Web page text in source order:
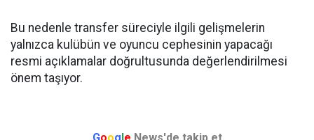
Bu nedenle transfer süreciyle ilgili gelişmelerin
yalnızca kulübün ve oyuncu cephesinin yapacağı
resmi açıklamalar doğrultusunda değerlendirilmesi
önem taşıyor.